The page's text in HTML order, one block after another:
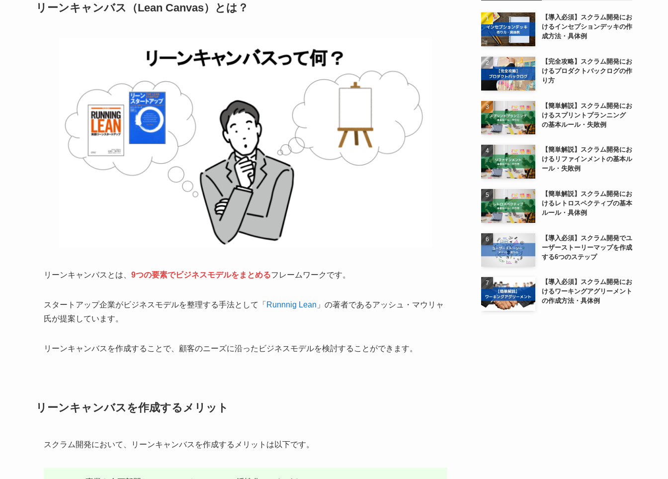
リーンキャンバス（Lean Canvas）とは？
リーンキャンバスとは、 9つの要素でビジネスモデルをまとめるフレームワークです。
スタートアップ企業がビジネスモデルを整理する手法として「 Runnnig Lean 」の著者であるアッシュ・マウリャ
氏が提案しています。
リーンキャンバスを作成することで、顧客のニーズに沿ったビジネスモデルを検討することができます。
リーンキャンバスを作成するメリット
スクラム開発において、リーンキャンバスを作成するメリットは以下です。
【導入必須】スクラム開発にお
けるインセプションデッキの作
成方法・具体例
【完全攻略】スクラム開発にお
けるプロダクトバックログの作
り方
【簡単解説】スクラム開発にお
けるスプリントプランニング
の基本ルール・失敗例
【簡単解説】スクラム開発にお
けるリファインメントの基本ル
ール・失敗例
【簡単解説】スクラム開発にお
けるレトロスペクティブの基本
ルール・具体例
【導入必須】スクラム開発でユ
ーザーストーリーマップを作成
する6つのステップ
【導入必須】スクラム開発にお
けるワーキングアグリーメント
の作成方法・具体例